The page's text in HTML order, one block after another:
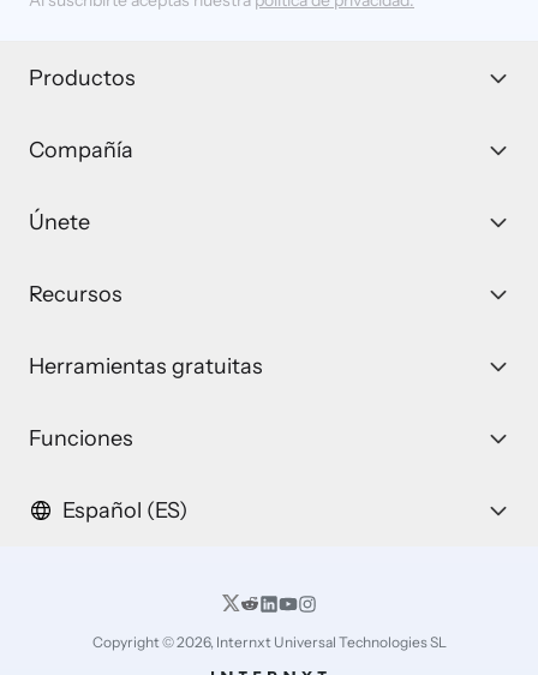
Productos
Compañía
Únete
Recursos
Herramientas gratuitas
Funciones
Español (ES)
Copyright © 2026, Internxt Universal Technologies SL